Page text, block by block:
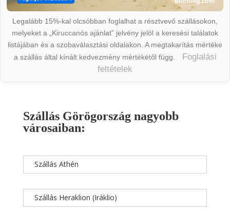
Legalább 15%-kal olcsóbban foglalhat a résztvevő szállásokon,
melyeket a „Kiruccanós ajánlat” jelvény jelöl a keresési találatok
listájában és a szobaválasztási oldalakon. A megtakarítás mértéke
a szállás által kínált kedvezmény mértékétől függ.
Foglalási
feltételek
Szállás Görögország nagyobb
városaiban:
Szállás Athén
Szállás Heraklion (Iráklio)